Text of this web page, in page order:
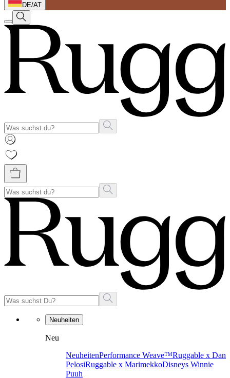
DE/AT
Neuheiten
Neu
NeuheitenPerformance Weave™Ruggable x Dan
PelosiRuggable x MarimekkoDisneys Winnie
Puuh